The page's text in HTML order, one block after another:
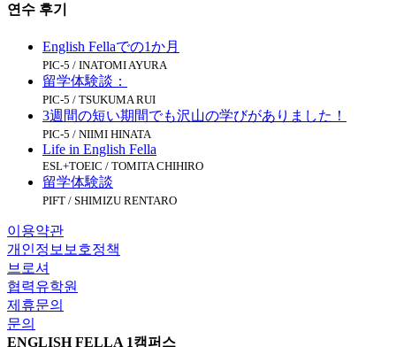
연수 후기
English Fellaでの1か月
PIC-5 / INATOMI AYURA
留学体験談：
PIC-5 / TSUKUMA RUI
3週間の短い期間でも沢山の学びがありました！
PIC-5 / NIIMI HINATA
Life in English Fella
ESL+TOEIC / TOMITA CHIHIRO
留学体験談
PIFT / SHIMIZU RENTARO
이용약관
개인정보보호정책
브로셔
협력유학원
제휴문의
문의
ENGLISH FELLA 1캠퍼스